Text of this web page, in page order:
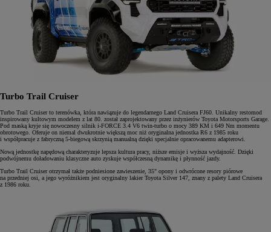
Turbo Trail Cruiser
Turbo Trail Cruiser to terenówka, która nawiązuje do legendarnego Land Cruisera FJ60. Unikalny restomod
inspirowany kultowym modelem z lat 80. został zaprojektowany przez inżynierów Toyota Motorsports Garage.
Pod maską kryje się nowoczesny silnik i-FORCE 3.4 V6 twin-turbo o mocy 389 KM i 649 Nm momentu
obrotowego. Oferuje on niemal dwukrotnie większą moc niż oryginalna jednostka R6 z 1985 roku
i współpracuje z fabryczną 5-biegową skrzynią manualną dzięki specjalnie opracowanemu adapterowi.
Nową jednostkę napędową charakteryzuje lepsza kultura pracy, niższe emisje i wyższa wydajność. Dzięki
podwójnemu doładowaniu klasyczne auto zyskuje współczesną dynamikę i płynność jazdy.
Turbo Trail Cruiser otrzymał także podniesione zawieszenie, 35" opony i odwrócone resory piórowe
na przedniej osi, a jego wyróżnikiem jest oryginalny lakier Toyota Silver 147, znany z palety Land Cruisera
z 1986 roku.